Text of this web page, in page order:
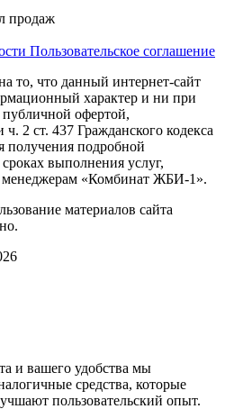
продаж
Пользовательское соглашение
то, что данный интернет-сайт
характер и ни при
публичной офертой,
2 ст. 437 Гражданского кодекса
получения подробной
выполнения услуг,
менеджерам «Комбинат ЖБИ-1».
материалов сайта
и вашего удобства мы
средства, которые
пользовательский опыт.